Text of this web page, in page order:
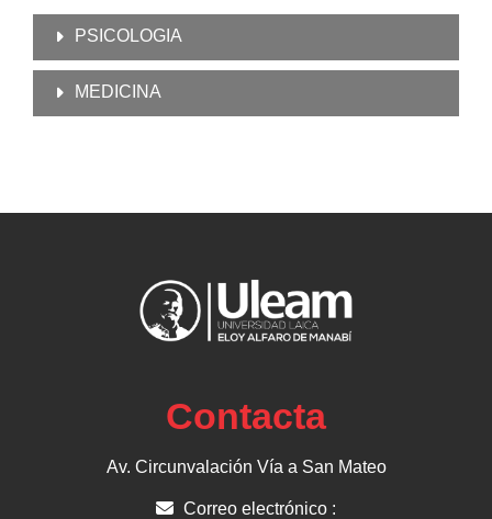
PSICOLOGIA
MEDICINA
Contacta
Av. Circunvalación Vía a San Mateo
Correo electrónico :